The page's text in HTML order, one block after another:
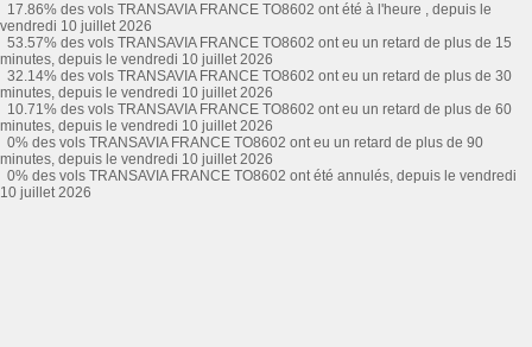
17.86% des vols TRANSAVIA FRANCE TO8602 ont été à l'heure , depuis le
vendredi 10 juillet 2026
53.57% des vols TRANSAVIA FRANCE TO8602 ont eu un retard de plus de 15
minutes, depuis le vendredi 10 juillet 2026
32.14% des vols TRANSAVIA FRANCE TO8602 ont eu un retard de plus de 30
minutes, depuis le vendredi 10 juillet 2026
10.71% des vols TRANSAVIA FRANCE TO8602 ont eu un retard de plus de 60
minutes, depuis le vendredi 10 juillet 2026
0% des vols TRANSAVIA FRANCE TO8602 ont eu un retard de plus de 90
minutes, depuis le vendredi 10 juillet 2026
0% des vols TRANSAVIA FRANCE TO8602 ont été annulés, depuis le vendredi
10 juillet 2026